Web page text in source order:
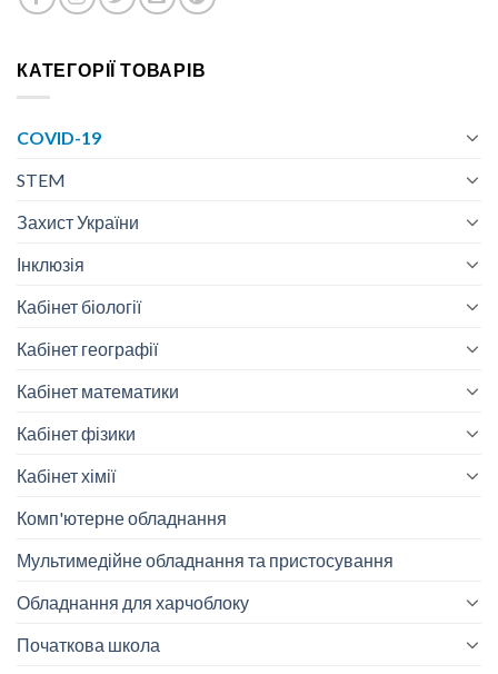
КАТЕГОРІЇ ТОВАРІВ
COVID-19
STEM
Захист України
Інклюзія
Кабінет біології
Кабінет географії
Кабінет математики
Кабінет фізики
Кабінет хімії
Комп'ютерне обладнання
Мультимедійне обладнання та пристосування
Обладнання для харчоблоку
Початкова школа